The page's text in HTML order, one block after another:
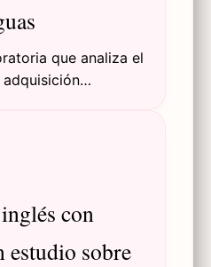
que analiza el
y direcciones
con
estudio sobre